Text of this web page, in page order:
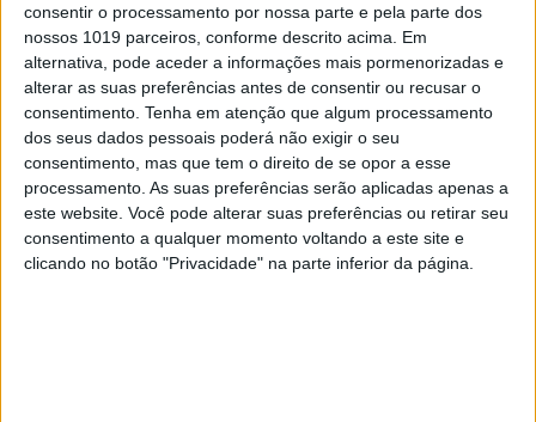
consentir o processamento por nossa parte e pela parte dos
nossos 1019 parceiros, conforme descrito acima. Em
alternativa, pode aceder a informações mais pormenorizadas e
alterar as suas preferências antes de consentir ou recusar o
consentimento. Tenha em atenção que algum processamento
dos seus dados pessoais poderá não exigir o seu
consentimento, mas que tem o direito de se opor a esse
processamento. As suas preferências serão aplicadas apenas a
este website. Você pode alterar suas preferências ou retirar seu
consentimento a qualquer momento voltando a este site e
clicando no botão "Privacidade" na parte inferior da página.
A análise de Caldeira Cabral: 35
anos de crescimento e
competitividade
Na sua edição de 35 anos, a EXAME pediu-me
para responder a duas perguntas: Como Portugal
evoluiu nos últimos 35 anos? E quais os maiores
desafios que se põem a Portugal nas próximas
décadas? Nesta análise dou especial ênfase à
evolução da competitividade da economia e das
empresas portuguesas